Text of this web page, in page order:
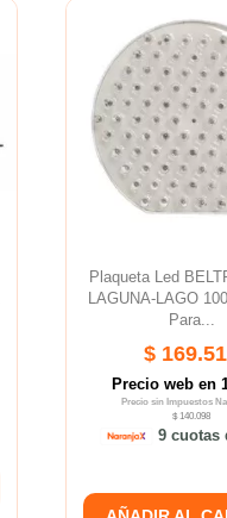
Plaqueta Led
LAGUNA-LAGO
Para...
$
Precio web en
Precio sin Impuestos
$ 140.098
9 cuotas